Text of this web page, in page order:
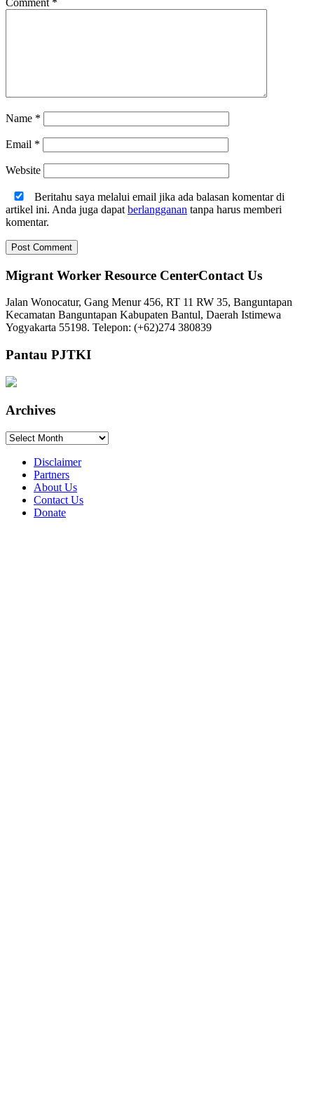
Name *
Email *
Website
Beritahu saya melalui email jika ada balasan komentar di
artikel ini. Anda juga dapat berlangganan tanpa harus memberi
komentar.
Migrant Worker Resource CenterContact Us
Jalan Wonocatur, Gang Menur 456, RT 11 RW 35, Banguntapan
Kecamatan Banguntapan Kabupaten Bantul, Daerah Istimewa
Yogyakarta 55198. Telepon: (+62)274 380839
Pantau PJTKI
Archives
Archives
Disclaimer
Partners
About Us
Contact Us
Donate